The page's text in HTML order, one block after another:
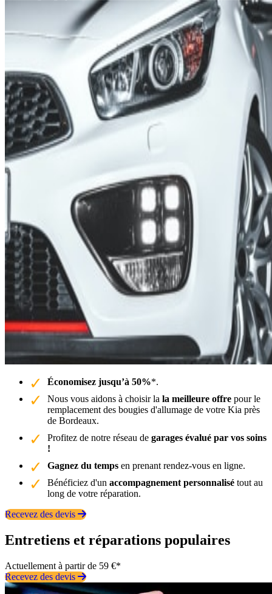
Économisez jusqu’à 50%*.
Nous vous aidons à choisir la la meilleure offre pour le
remplacement des bougies d'allumage de votre Kia près
de Bordeaux.
Profitez de notre réseau de garages évalué par vos soins
!
Gagnez du temps en prenant rendez-vous en ligne.
Bénéficiez d'un accompagnement personnalisé tout au
long de votre réparation.
Recevez des devis
Entretiens et réparations populaires
Actuellement à partir de 59 €*
Recevez des devis